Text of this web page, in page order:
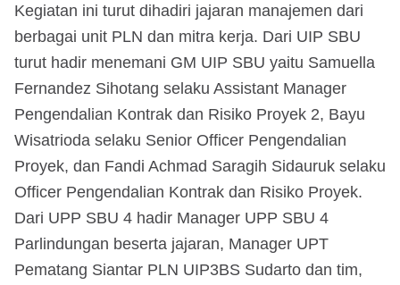
Kegiatan ini turut dihadiri jajaran manajemen dari
berbagai unit PLN dan mitra kerja. Dari UIP SBU
turut hadir menemani GM UIP SBU yaitu Samuella
Fernandez Sihotang selaku Assistant Manager
Pengendalian Kontrak dan Risiko Proyek 2, Bayu
Wisatrioda selaku Senior Officer Pengendalian
Proyek, dan Fandi Achmad Saragih Sidauruk selaku
Officer Pengendalian Kontrak dan Risiko Proyek.
Dari UPP SBU 4 hadir Manager UPP SBU 4
Parlindungan beserta jajaran, Manager UPT
Pematang Siantar PLN UIP3BS Sudarto dan tim,